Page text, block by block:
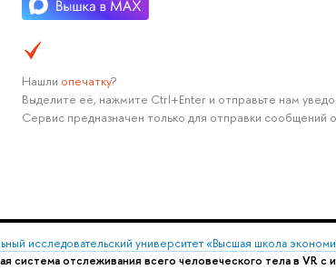
Нашли опечатку?
Выделите её, нажмите Ctrl+Enter и отправьте нам
Сервис предназначен только для отправки сообщений
исследовательский университет «Высшая школа
система отслеживания всего человеческого тела в VR с